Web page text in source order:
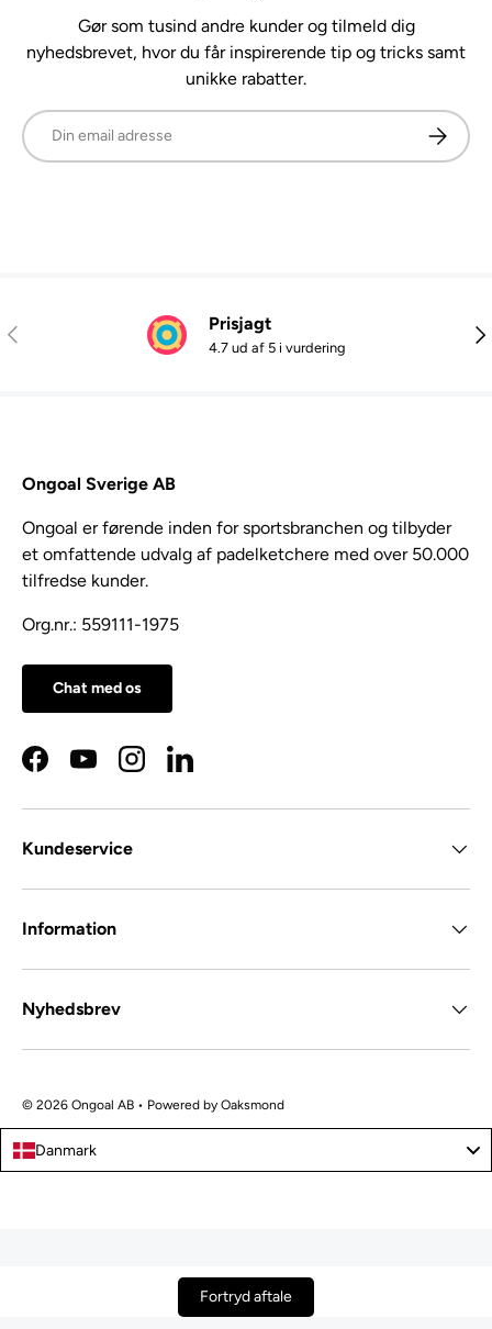
Gør som tusind andre kunder og tilmeld dig
nyhedsbrevet, hvor du får inspirerende tip og tricks samt
unikke rabatter.
E-mail Abonner
Tidligere Prisjagt
4.7 ud af 5 i vurdering
Ongoal Sverige AB
Ongoal er førende inden for sportsbranchen og tilbyder
et omfattende udvalg af padelketchere med over 50.000
tilfredse kunder.
Org.nr.: 559111-1975
Chat med os
FacebookYouTubeInstagramLinkedIn
Kundeservice
Information
Nyhedsbrev
© 2026 Ongoal AB • Powered by Oaksmond
Danmark
Fortryd aftale